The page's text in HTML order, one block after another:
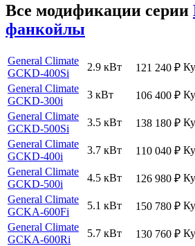
Все модификации серии
фанкойлы
General Climate
GCKD-400Si
2.9 кВт 121 240 ₽
General Climate
GCKD-300i
3 кВт 106 400 ₽
General Climate
GCKD-500Si
3.5 кВт 138 180 ₽
General Climate
GCKD-400i
3.7 кВт 110 040 ₽
General Climate
GCKD-500i
4.5 кВт 126 980 ₽
General Climate
GCKA-600Fi
5.1 кВт 150 780 ₽
General Climate
GCKA-600Ri
5.7 кВт 130 760 ₽